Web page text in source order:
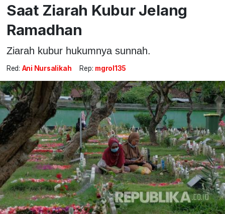
Saat Ziarah Kubur Jelang
Ramadhan
Ziarah kubur hukumnya sunnah.
Red: Ani Nursalikah Rep: mgrol135